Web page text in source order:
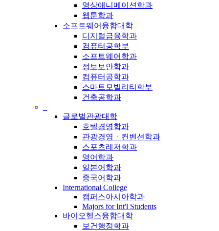
영상애니메이션학과
웹툰학과
소프트웨어융합대학
디지털금융학과
컴퓨터공학부
소프트웨어학과
정보보안학과
컴퓨터공학과
스마트모빌리티학부
건축공학과
글로벌관광대학
호텔경영학과
관광경영ㆍ컨벤션학과
스포츠레저학과
영어학과
일본어학과
중국어학과
International College
캠퍼스아시아학과
Majors for Int'l Students
바이오헬스융합대학
보건행정학과